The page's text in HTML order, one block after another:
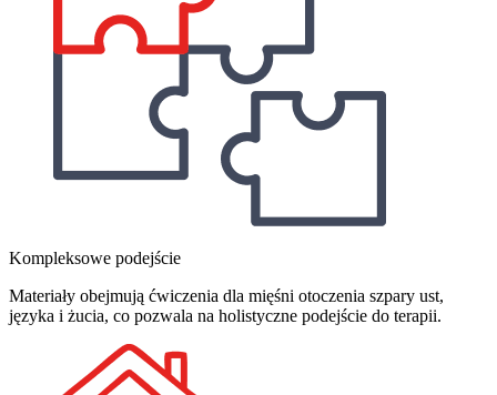
Kompleksowe podejście
Materiały obejmują ćwiczenia dla mięśni otoczenia szpary ust,
języka i żucia, co pozwala na holistyczne podejście do terapii.